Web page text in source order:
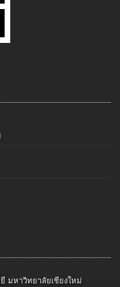
มหาวิทยาลัยเชียงใหม่